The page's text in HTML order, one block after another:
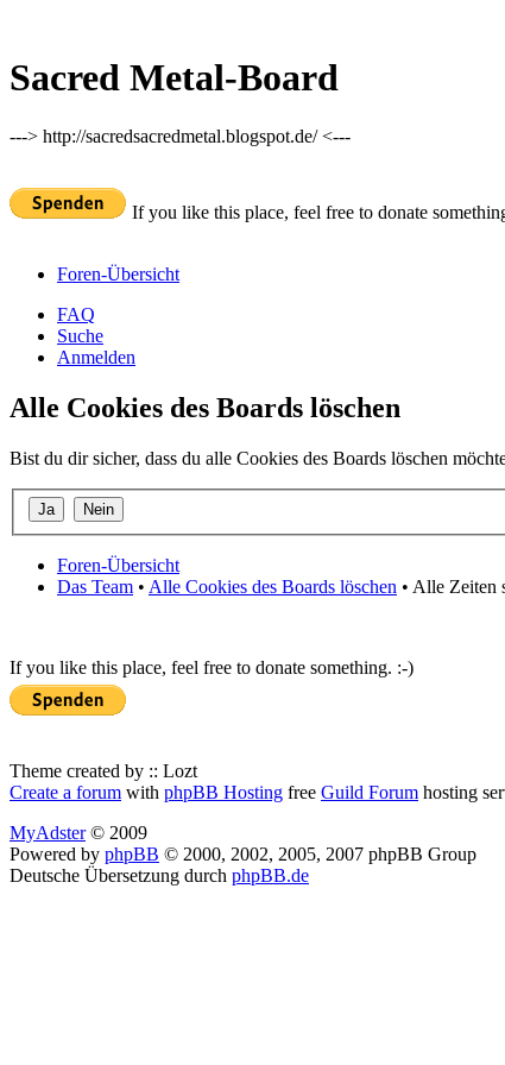
Sacred Metal-Board
---> http://sacredsacredmetal.blogspot.de/ <---
If you like this place, feel free to donate
Foren-Übersicht
FAQ
Suche
Anmelden
Alle Cookies des Boards löschen
Bist du dir sicher, dass du alle Cookies des Boards löschen
Foren-Übersicht
Das Team • Alle Cookies des Boards löschen • Alle Zeiten
If you like this place, feel free to donate something. :-)
Theme created by :: Lozt
Create a forum with phpBB Hosting free Guild Forum hosting
MyAdster© 2009
Powered by phpBB © 2000, 2002, 2005, 2007 phpBB Group
Deutsche Übersetzung durch phpBB.de